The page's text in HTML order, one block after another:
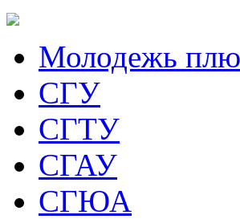
Молодежь
СГУ
СГТУ
СГАУ
СГЮА